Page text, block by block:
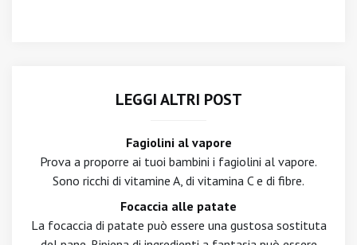
LEGGI ALTRI POST
Fagiolini al vapore
Prova a proporre ai tuoi bambini i fagiolini al vapore.
Sono ricchi di vitamine A, di vitamina C e di fibre.
Focaccia alle patate
La focaccia di patate può essere una gustosa sostituta